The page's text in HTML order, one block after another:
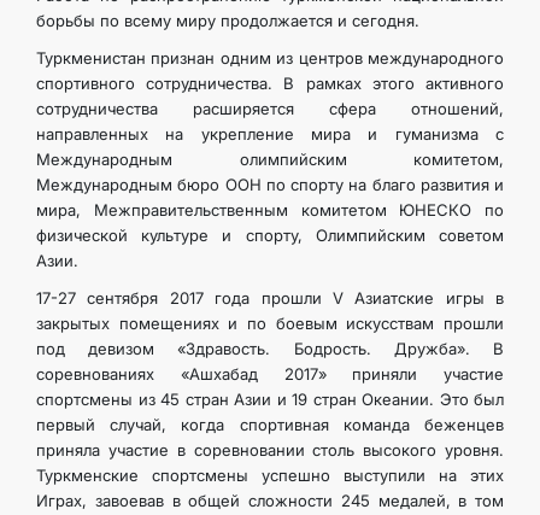
борьбы по всему миру продолжается и сегодня.
Туркменистан признан одним из центров международного
спортивного сотрудничества. В рамках этого активного
сотрудничества расширяется сфера отношений,
направленных на укрепление мира и гуманизма с
Международным олимпийским комитетом,
Международным бюро ООН по спорту на благо развития и
мира, Межправительственным комитетом ЮНЕСКО по
физической культуре и спорту, Олимпийским советом
Азии.
17-27 сентября 2017 года прошли V Азиатские игры в
закрытых помещениях и по боевым искусствам прошли
под девизом «Здравость. Бодрость. Дружба». В
соревнованиях «Ашхабад 2017» приняли участие
спортсмены из 45 стран Азии и 19 стран Океании. Это был
первый случай, когда спортивная команда беженцев
приняла участие в соревновании столь высокого уровня.
Туркменские спортсмены успешно выступили на этих
Играх, завоевав в общей сложности 245 медалей, в том